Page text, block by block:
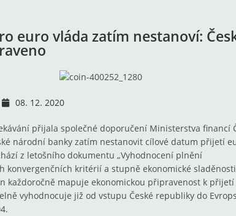
euro vláda zatím nestanoví:
08. 12. 2020
přijala společné doporučení Ministerstva financí
národní banky zatím nestanovit cílové datum přijetí
z letošního dokumentu „Vyhodnocení plnění
konvergenčních kritérií a stupně ekonomické sladěnosti
každoročně mapuje ekonomickou připravenost k
vyhodnocuje již od vstupu České republiky do